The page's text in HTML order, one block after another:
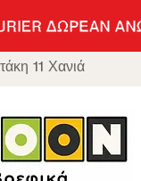
11 Χανιά